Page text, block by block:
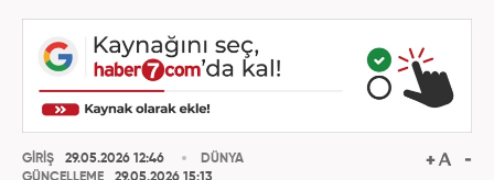
GİRİŞ
29.05.2026 12:46
DÜNYA